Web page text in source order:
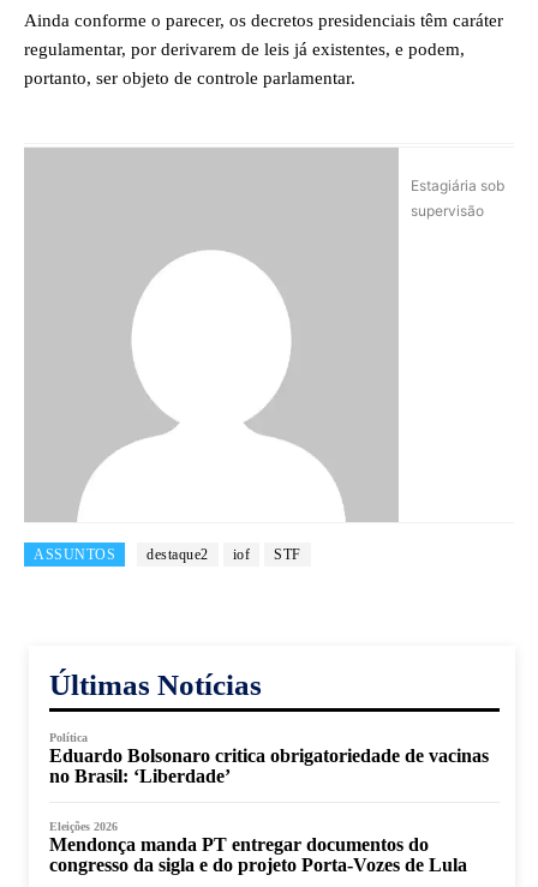
Ainda conforme o parecer, os decretos presidenciais têm caráter
regulamentar, por derivarem de leis já existentes, e podem,
portanto, ser objeto de controle parlamentar.
Estagiária sob
supervisão
ASSUNTOS destaque2 iof STF
Últimas Notícias
Política
Eduardo Bolsonaro critica obrigatoriedade de vacinas
no Brasil: ‘Liberdade’
Eleições 2026
Mendonça manda PT entregar documentos do
congresso da sigla e do projeto Porta-Vozes de Lula